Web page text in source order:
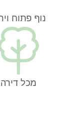
נוף פתוח
מכל דירה